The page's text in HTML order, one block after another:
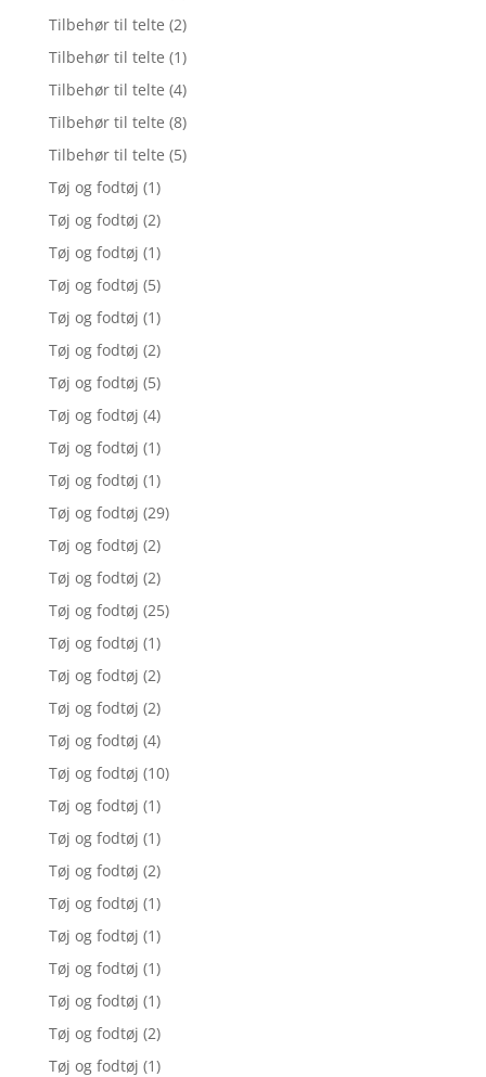
Tilbehør til telte (2)
Tilbehør til telte (1)
Tilbehør til telte (4)
Tilbehør til telte (8)
Tilbehør til telte (5)
Tøj og fodtøj (1)
Tøj og fodtøj (2)
Tøj og fodtøj (1)
Tøj og fodtøj (5)
Tøj og fodtøj (1)
Tøj og fodtøj (2)
Tøj og fodtøj (5)
Tøj og fodtøj (4)
Tøj og fodtøj (1)
Tøj og fodtøj (1)
Tøj og fodtøj (29)
Tøj og fodtøj (2)
Tøj og fodtøj (2)
Tøj og fodtøj (25)
Tøj og fodtøj (1)
Tøj og fodtøj (2)
Tøj og fodtøj (2)
Tøj og fodtøj (4)
Tøj og fodtøj (10)
Tøj og fodtøj (1)
Tøj og fodtøj (1)
Tøj og fodtøj (2)
Tøj og fodtøj (1)
Tøj og fodtøj (1)
Tøj og fodtøj (1)
Tøj og fodtøj (1)
Tøj og fodtøj (2)
Tøj og fodtøj (1)